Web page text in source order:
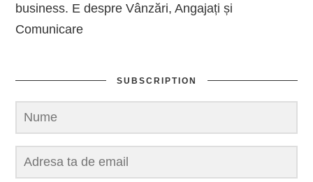
business. E despre Vânzări, Angajați și
Comunicare
SUBSCRIPTION